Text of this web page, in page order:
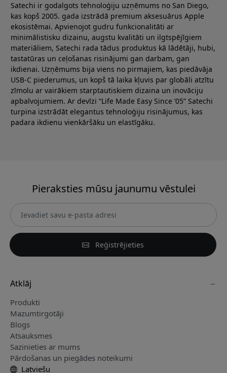
Satechi ir godalgots tehnoloģiju uzņēmums no San Diego,
kas kopš 2005. gada izstrādā premium aksesuārus Apple
ekosistēmai. Apvienojot gudru funkcionalitāti ar
minimālistisku dizainu, augstu kvalitāti un ilgtspējīgiem
materiāliem, Satechi rada tādus produktus kā lādētāji, hubi,
tastatūras un ceļošanas risinājumi gan darbam, gan
ikdienai. Uzņēmums bija viens no pirmajiem, kas piedāvāja
USB-C piederumus, un kopš tā laika kļuvis par globāli atzītu
zīmolu ar vairākiem starptautiskiem dizaina un inovāciju
apbalvojumiem. Ar devīzi “Life Made Easy Since ’05” Satechi
turpina izstrādāt elegantus tehnoloģiju risinājumus, kas
padara ikdienu vienkāršāku un elastīgāku.
Pieraksties mūsu jaunumu vēstulei
Reģistrējieties
Atklāj
Produkti
Mazumtirgotāji
Blogs
Atsauksmes
Sazinieties ar mums
Pārdošanas un piegādes noteikumi
Latviešu